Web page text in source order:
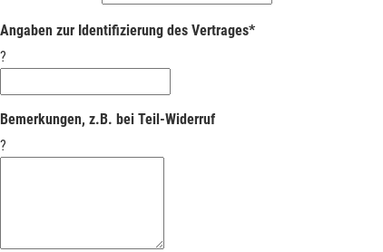
Angaben zur Identifizierung des Vertrages*
?
Bemerkungen, z.B. bei Teil-Widerruf
?